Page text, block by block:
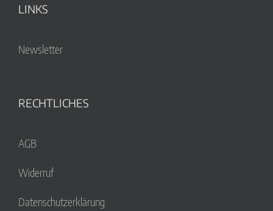
LINKS
Newsletter
RECHTLICHES
AGB
Widerruf
Datenschutzerklärung